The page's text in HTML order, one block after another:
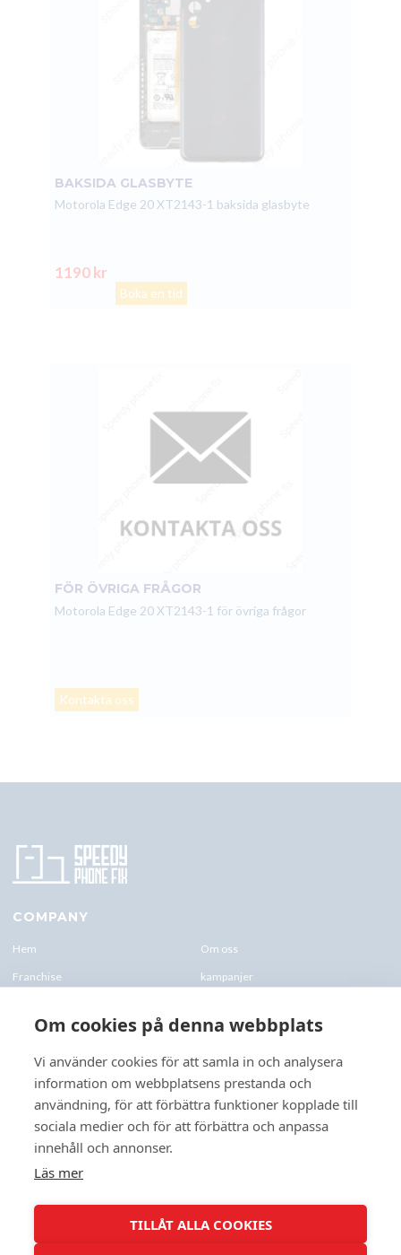
BAKSIDA GLASBYTE
Motorola Edge 20 XT2143-1 baksida glasbyte
1190 kr
Boka en tid
FÖR ÖVRIGA FRÅGOR
Motorola Edge 20 XT2143-1 för övriga frågor
Kontakta oss
COMPANY
Hem Om oss
Franchise kampanjer
Företagskund & Utbildning FAQs
CONTACTS
+46 070 0122 333
Företagsvägen 10, 227 61 Lund
Lund@speedyphonefix.net
Om cookies på denna webbplats
Vi använder cookies för att samla in och analysera
information om webbplatsens prestanda och
användning, för att förbättra funktioner kopplade till
sociala medier och för att förbättra och anpassa
innehåll och annonser.
Läs mer
TILLÅT ALLA COOKIES